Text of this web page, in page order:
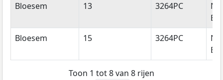
Bloesem
13 3264PC
Bloesem
15 3264PC
Toon 1 tot 8 van 8 rijen